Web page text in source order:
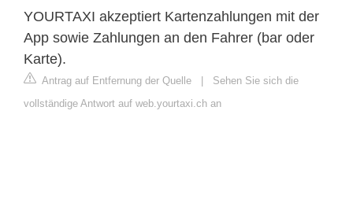
YOURTAXI akzeptiert Kartenzahlungen mit der
App sowie Zahlungen an den Fahrer (bar oder
Karte).
Antrag auf Entfernung der Quelle | Sehen Sie sich die
vollständige Antwort auf web.yourtaxi.ch an